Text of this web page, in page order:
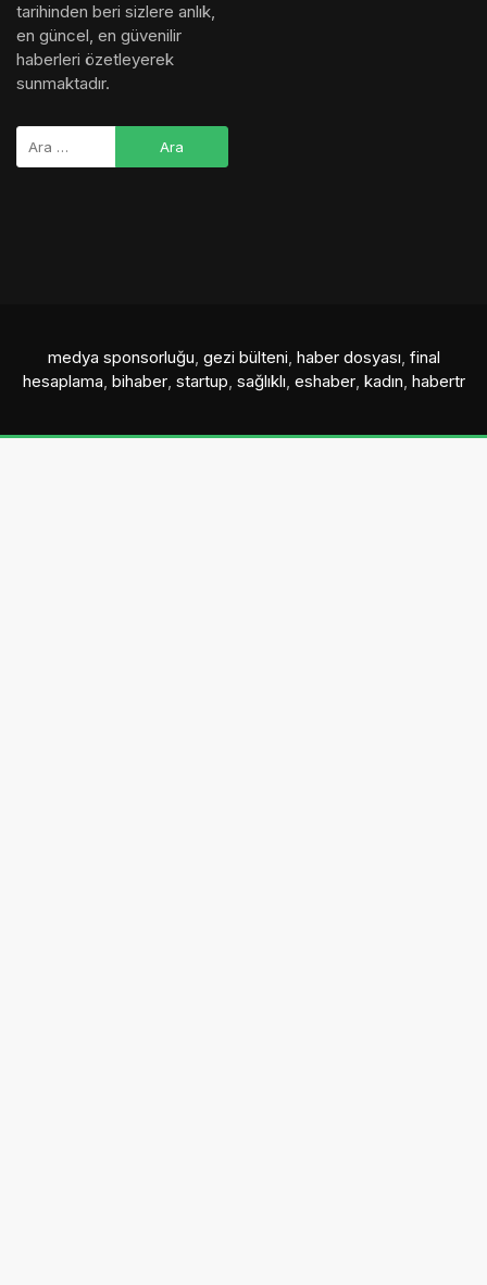
tarihinden beri sizlere anlık,
en güncel, en güvenilir
haberleri özetleyerek
sunmaktadır.
medya sponsorluğu, gezi bülteni, haber dosyası, final
hesaplama, bihaber, startup, sağlıklı, eshaber, kadın, habertr